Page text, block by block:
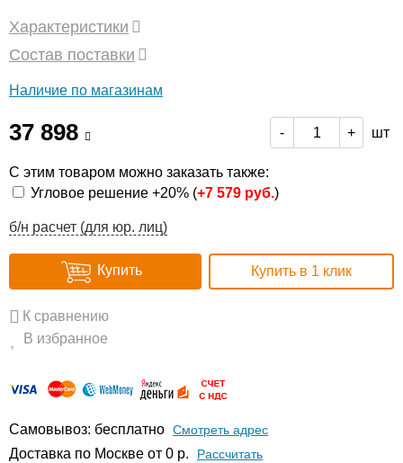
Характеристики
Состав поставки
Наличие по магазинам
37 898 - + шт
С этим товаром можно заказать также:
Угловое решение +20% (+7 579 руб.)
б/н расчет (для юр. лиц)
Купить Купить в 1 клик
К сравнению
В избранное
Самовывоз: бесплатно Смотреть адрес
Доставка по Москве от 0 р. Расcчитать